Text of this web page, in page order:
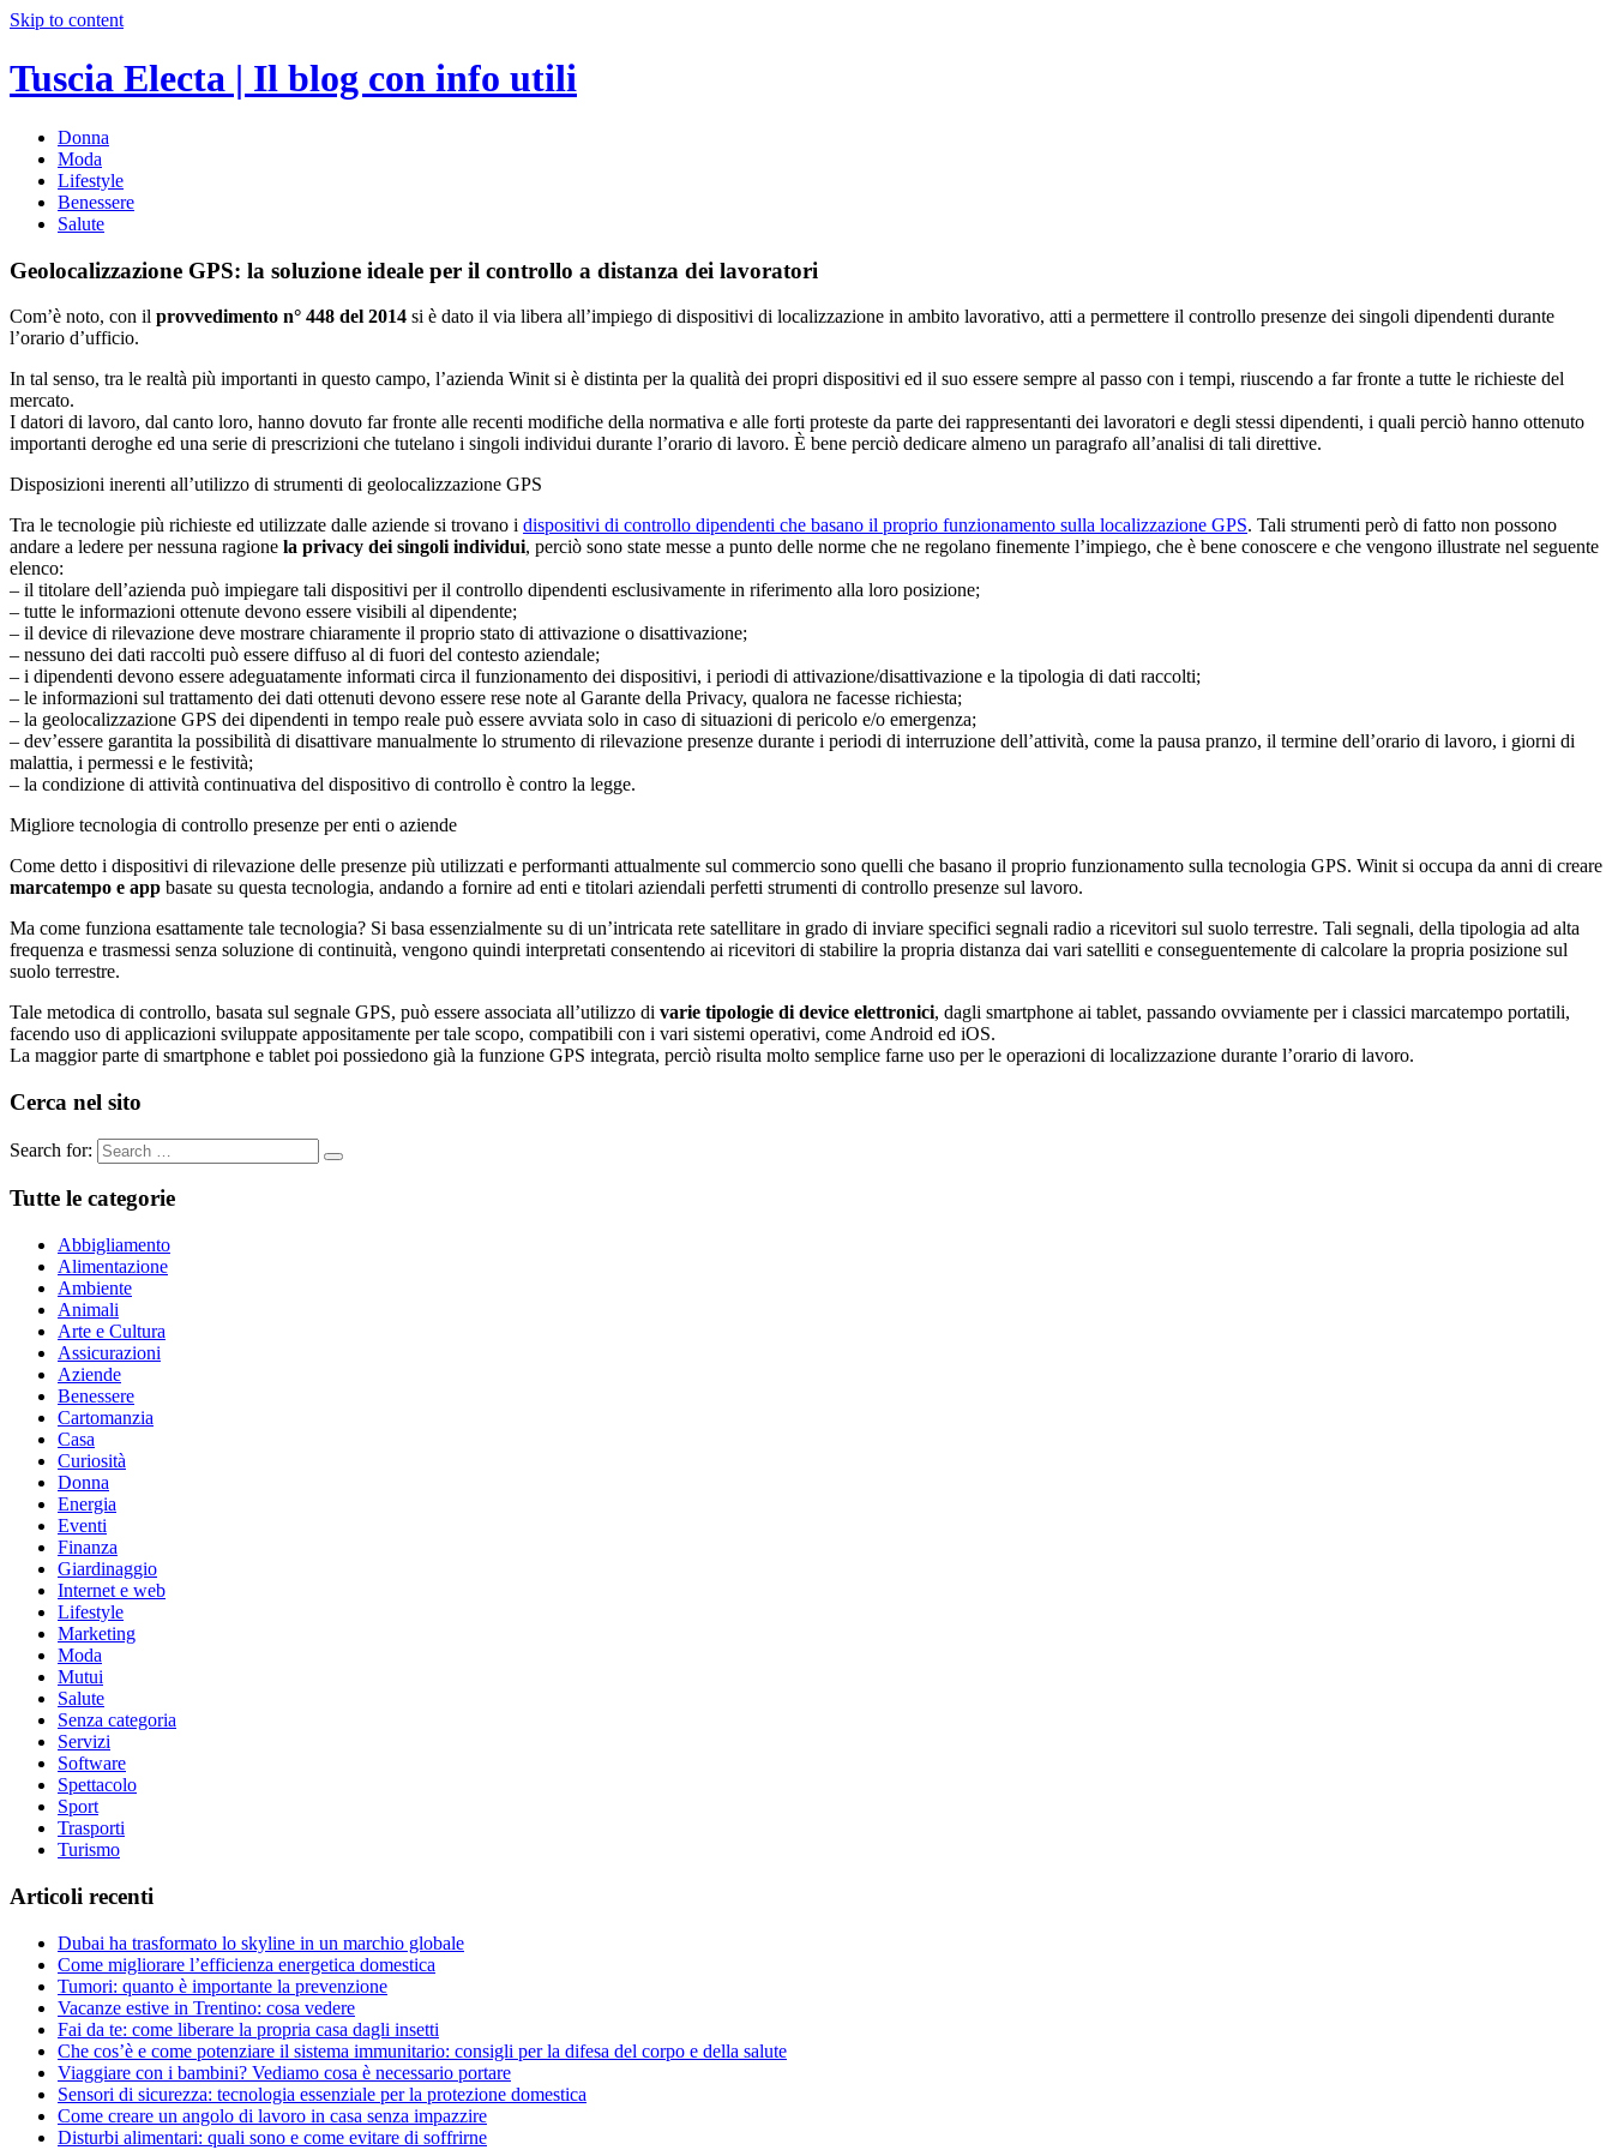
Skip to content
Tuscia Electa | Il blog con info utili
Donna
Moda
Lifestyle
Benessere
Salute
Geolocalizzazione GPS: la soluzione ideale per il controllo a distanza dei lavoratori
Com’è noto, con il provvedimento n° 448 del 2014 si è dato il via libera all’impiego di dispositivi di localizzazione in ambito lavorativo, atti a permettere il controllo presenze dei singoli dipendenti durante
l’orario d’ufficio.
In tal senso, tra le realtà più importanti in questo campo, l’azienda Winit si è distinta per la qualità dei propri dispositivi ed il suo essere sempre al passo con i tempi, riuscendo a far fronte a tutte le richieste del
mercato.
I datori di lavoro, dal canto loro, hanno dovuto far fronte alle recenti modifiche della normativa e alle forti proteste da parte dei rappresentanti dei lavoratori e degli stessi dipendenti, i quali perciò hanno ottenuto
importanti deroghe ed una serie di prescrizioni che tutelano i singoli individui durante l’orario di lavoro. È bene perciò dedicare almeno un paragrafo all’analisi di tali direttive.
Disposizioni inerenti all’utilizzo di strumenti di geolocalizzazione GPS
Tra le tecnologie più richieste ed utilizzate dalle aziende si trovano i dispositivi di controllo dipendenti che basano il proprio funzionamento sulla localizzazione GPS. Tali strumenti però di fatto non possono
andare a ledere per nessuna ragione la privacy dei singoli individui, perciò sono state messe a punto delle norme che ne regolano finemente l’impiego, che è bene conoscere e che vengono illustrate nel seguente
elenco:
– il titolare dell’azienda può impiegare tali dispositivi per il controllo dipendenti esclusivamente in riferimento alla loro posizione;
– tutte le informazioni ottenute devono essere visibili al dipendente;
– il device di rilevazione deve mostrare chiaramente il proprio stato di attivazione o disattivazione;
– nessuno dei dati raccolti può essere diffuso al di fuori del contesto aziendale;
– i dipendenti devono essere adeguatamente informati circa il funzionamento dei dispositivi, i periodi di attivazione/disattivazione e la tipologia di dati raccolti;
– le informazioni sul trattamento dei dati ottenuti devono essere rese note al Garante della Privacy, qualora ne facesse richiesta;
– la geolocalizzazione GPS dei dipendenti in tempo reale può essere avviata solo in caso di situazioni di pericolo e/o emergenza;
– dev’essere garantita la possibilità di disattivare manualmente lo strumento di rilevazione presenze durante i periodi di interruzione dell’attività, come la pausa pranzo, il termine dell’orario di lavoro, i giorni di
malattia, i permessi e le festività;
– la condizione di attività continuativa del dispositivo di controllo è contro la legge.
Migliore tecnologia di controllo presenze per enti o aziende
Come detto i dispositivi di rilevazione delle presenze più utilizzati e performanti attualmente sul commercio sono quelli che basano il proprio funzionamento sulla tecnologia GPS. Winit si occupa da anni di creare
marcatempo e app basate su questa tecnologia, andando a fornire ad enti e titolari aziendali perfetti strumenti di controllo presenze sul lavoro.
Ma come funziona esattamente tale tecnologia? Si basa essenzialmente su di un’intricata rete satellitare in grado di inviare specifici segnali radio a ricevitori sul suolo terrestre. Tali segnali, della tipologia ad alta
frequenza e trasmessi senza soluzione di continuità, vengono quindi interpretati consentendo ai ricevitori di stabilire la propria distanza dai vari satelliti e conseguentemente di calcolare la propria posizione sul
suolo terrestre.
Tale metodica di controllo, basata sul segnale GPS, può essere associata all’utilizzo di varie tipologie di device elettronici, dagli smartphone ai tablet, passando ovviamente per i classici marcatempo portatili,
facendo uso di applicazioni sviluppate appositamente per tale scopo, compatibili con i vari sistemi operativi, come Android ed iOS.
La maggior parte di smartphone e tablet poi possiedono già la funzione GPS integrata, perciò risulta molto semplice farne uso per le operazioni di localizzazione durante l’orario di lavoro.
Cerca nel sito
Search for:
Tutte le categorie
Abbigliamento
Alimentazione
Ambiente
Animali
Arte e Cultura
Assicurazioni
Aziende
Benessere
Cartomanzia
Casa
Curiosità
Donna
Energia
Eventi
Finanza
Giardinaggio
Internet e web
Lifestyle
Marketing
Moda
Mutui
Salute
Senza categoria
Servizi
Software
Spettacolo
Sport
Trasporti
Turismo
Articoli recenti
Dubai ha trasformato lo skyline in un marchio globale
Come migliorare l’efficienza energetica domestica
Tumori: quanto è importante la prevenzione
Vacanze estive in Trentino: cosa vedere
Fai da te: come liberare la propria casa dagli insetti
Che cos’è e come potenziare il sistema immunitario: consigli per la difesa del corpo e della salute
Viaggiare con i bambini? Vediamo cosa è necessario portare
Sensori di sicurezza: tecnologia essenziale per la protezione domestica
Come creare un angolo di lavoro in casa senza impazzire
Disturbi alimentari: quali sono e come evitare di soffrirne